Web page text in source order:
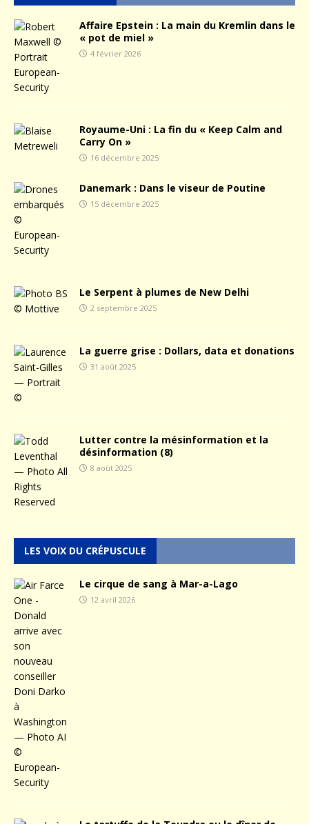
Affaire Epstein : La main du Kremlin dans le
« pot de miel »
4 février 2026
Royaume-Uni : La fin du « Keep Calm and
Carry On »
16 décembre 2025
Danemark : Dans le viseur de Poutine
15 décembre 2025
Le Serpent à plumes de New Delhi
2 septembre 2025
La guerre grise : Dollars, data et donations
31 août 2025
Lutter contre la mésinformation et la
désinformation (8)
8 août 2025
LES VOIX DU CRÉPUSCULE
Le cirque de sang à Mar-a-Lago
12 avril 2026